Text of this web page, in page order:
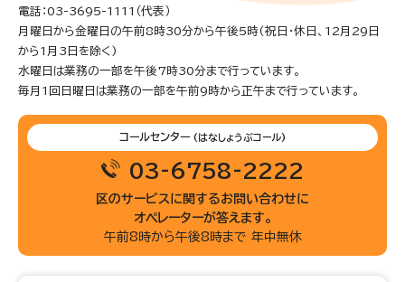
電話：03-3695-1111（代表）
月曜日から金曜日の午前8時30分から午後5時(祝日・休日、12月29日
から1月3日を除く)
水曜日は業務の一部を午後7時30分まで行っています。
毎月1回日曜日は業務の一部を午前9時から正午まで行っています。
コールセンター (はなしょうぶコール)
03-6758-2222
区のサービスに関するお問い合わせに
オペレーターが答えます。
午前8時から午後8時まで 年中無休